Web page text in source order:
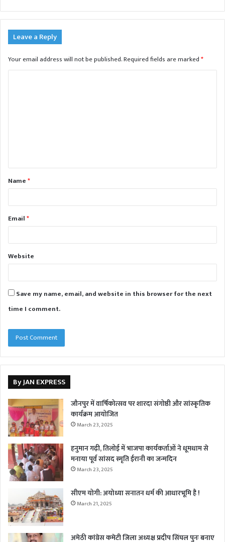
Leave a Reply
Your email address will not be published.Required fields are marked*
t
*Name*
Email*
Website
Save my name, email, and website in this browser for the next
time I comment.
By JAN EXPRESS
जौनपुर में वार्षिकोत्सव पर शारदा संगोष्ठी और सांस्कृतिक
कार्यक्रम आयोजित
March 23, 2025
हनुमान गढ़ी, तिलोई में भाजपा कार्यकर्ताओं ने धूमधाम से
मनाया पूर्व सांसद स्मृति ईरानी का जन्मदिन
March 23, 2025
सीएम योगी: अयोध्या सनातन धर्म की आधारभूमि है !
March 21, 2025
अमेठी कांग्रेस कमेटी जिला अध्यक्ष प्रदीप सिंघल पुनः बनाए